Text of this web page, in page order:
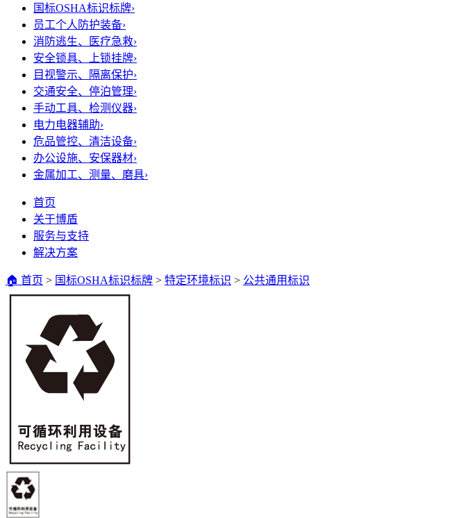
国标OSHA标识标牌›
员工个人防护装备›
消防逃生、医疗急救›
安全锁具、上锁挂牌›
目视警示、隔离保护›
交通安全、停泊管理›
手动工具、检测仪器›
电力电器辅助›
危品管控、清洁设备›
办公设施、安保器材›
金属加工、测量、磨具›
首页
关于博盾
服务与支持
解决方案
🏠 首页 > 国标OSHA标识标牌 > 特定环境标识 > 公共通用标识